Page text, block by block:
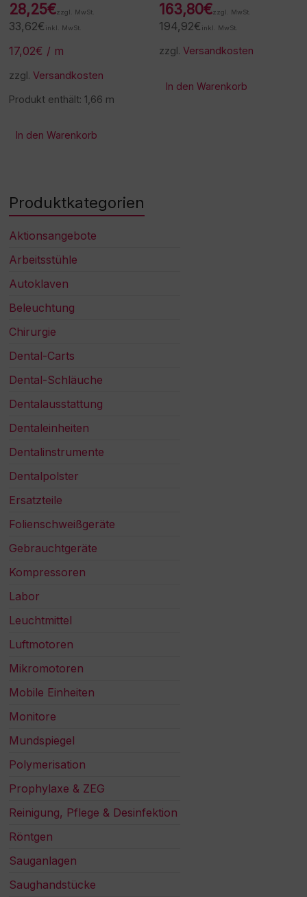
28,25€zzgl. MwSt.
33,62€ inkl. MwSt.
17,02€ / m
zzgl.Versandkosten
Produkt enthält: 1,66 m
In den Warenkorb
163,80€zzgl. MwSt.
194,92€ inkl. MwSt.
zzgl.Versandkosten
In den Warenkorb
Produktkategorien
Aktionsangebote
Arbeitsstühle
Autoklaven
Beleuchtung
Chirurgie
Dental-Carts
Dental-Schläuche
Dentalausstattung
Dentaleinheiten
Dentalinstrumente
Dentalpolster
Ersatzteile
Folienschweißgeräte
Gebrauchtgeräte
Kompressoren
Labor
Leuchtmittel
Luftmotoren
Mikromotoren
Mobile Einheiten
Monitore
Mundspiegel
Polymerisation
Prophylaxe & ZEG
Reinigung, Pflege & Desinfektion
Röntgen
Sauganlagen
Saughandstücke